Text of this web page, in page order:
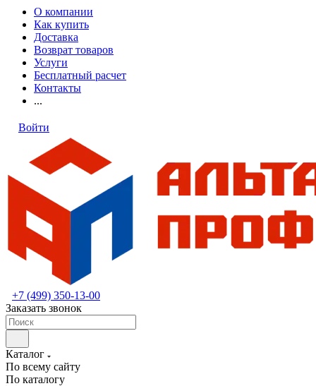
О компании
Как купить
Доставка
Возврат товаров
Услуги
Бесплатный расчет
Контакты
...
Войти
+7 (499) 350-13-00
Заказать звонок
Каталог
По всему сайту
По каталогу